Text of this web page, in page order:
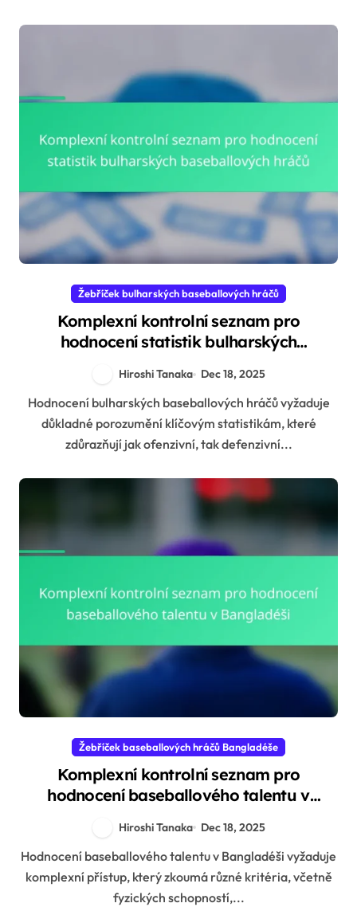
Žebříček bulharských baseballových hráčů
Komplexní kontrolní seznam pro
hodnocení statistik bulharských
Hiroshi Tanaka Dec 18, 2025
Hodnocení bulharských baseballových hráčů vyžaduje
důkladné porozumění klíčovým statistikám, které
zdůrazňují jak ofenzivní, tak defenzivní...
Žebříček baseballových hráčů Bangladéše
Komplexní kontrolní seznam pro
hodnocení baseballového talentu v
Hiroshi Tanaka Dec 18, 2025
Hodnocení baseballového talentu v Bangladéši vyžaduje
komplexní přístup, který zkoumá různé kritéria, včetně
fyzických schopností,...